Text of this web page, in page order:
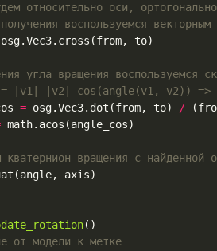
относительно оси,
воспользуемся векторным
osg.Vec3. cross (from, to)
угла вращения воспользуемся
|v1| |v2| cos(angle(v1, v2))
= osg.Vec3. dot (from, to) / (
math.acos (angle_cos)
кватернион вращения с найденной
(angle, axis)
()
от модели к метке